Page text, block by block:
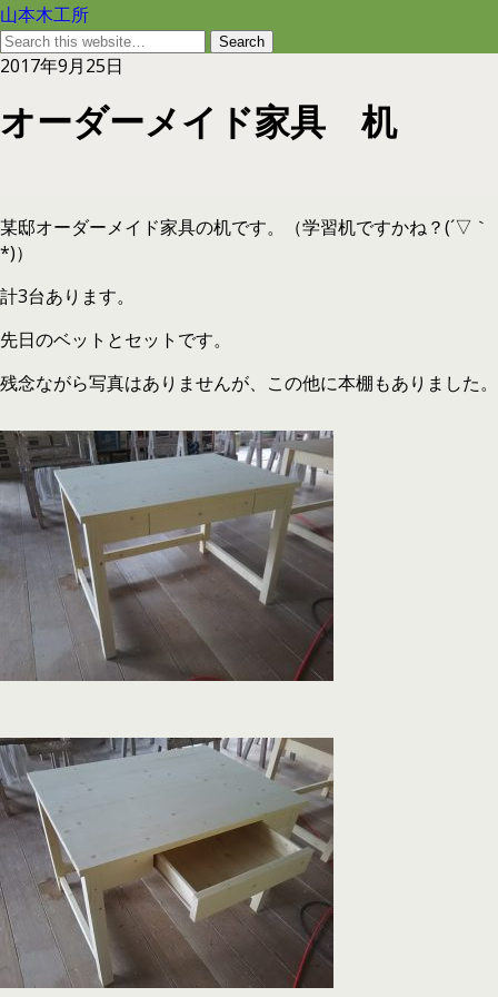
山本木工所
2017年9月25日
オーダーメイド家具 机
某邸オーダーメイド家具の机です。（学習机ですかね？(´▽｀
*)）
計3台あります。
先日のベットとセットです。
残念ながら写真はありませんが、この他に本棚もありました。